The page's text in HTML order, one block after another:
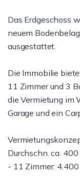
Das Erdgeschoss
neuem
ausgestattet.
Die Immobilie
11 Zimmer und 3
die Vermietung im
Garage und ein
Durchschn. ca.
- 11 Zimmer: